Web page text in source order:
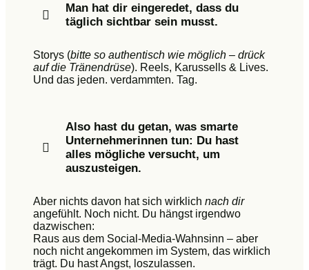
Man hat dir eingeredet, dass du
täglich sichtbar sein musst.
Storys (bitte so authentisch wie möglich – drück
auf die Tränendrüse). Reels, Karussells & Lives.
Und das jeden. verdammten. Tag.
Also hast du getan, was smarte
Unternehmerinnen tun: Du hast
alles mögliche versucht, um
auszusteigen.
Aber nichts davon hat sich wirklich nach dir
angefühlt. Noch nicht. Du hängst irgendwo
dazwischen:
Raus aus dem Social-Media-Wahnsinn – aber
noch nicht angekommen im System, das wirklich
trägt. Du hast Angst, loszulassen.